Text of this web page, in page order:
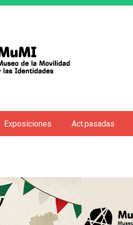
Exposiciones Act.pasadas